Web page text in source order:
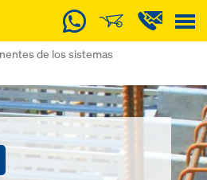
de los sistemas